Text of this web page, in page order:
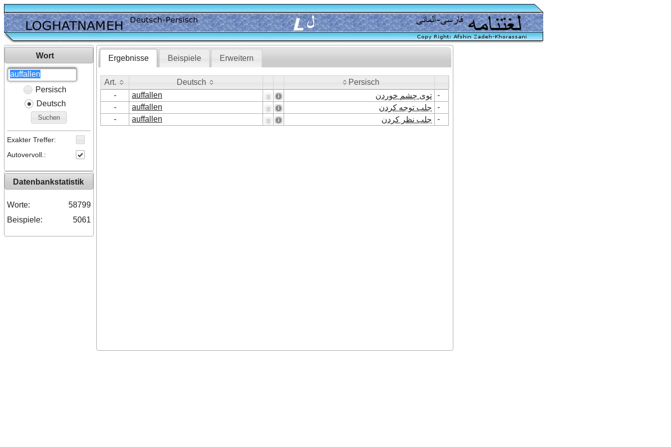
Wort
Persisch
Deutsch
Suchen
Exakter Treffer:
Autovervoll.:
Datenbankstatistik
Worte:
58799
Beispiele:
5061
Ergebnisse Beispiele Erweitern
Art. Deutsch
Persisch
Art.
- auffallen توی چشم خوردن
-
-
auffallen جلب توجه کردن
-
-
auffallen جلب نظر کردن -